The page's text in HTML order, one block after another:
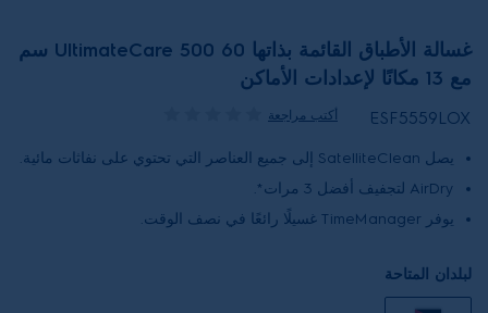
غسالة الأطباق القائمة بذاتها UltimateCare 500 60 سم
مع 13 مكانًا لإعدادات الأماكن
ESF5559LOX أكتب مراجعة
يصل SatelliteClean إلى جميع العناصر التي تحتوي على نفاثات مائية.
AirDry لتجفيف أفضل 3 مرات*.
يوفر TimeManager غسيلًا رائعًا في نصف الوقت.
لبلدان المتاحة